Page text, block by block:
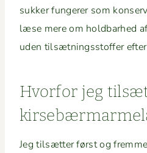
sukker fun­ger­er som
læse mere om hold­barhed
uden tilsæt­ningsstof­fer
Hvor­for jeg
Jeg tilsæt­ter først og